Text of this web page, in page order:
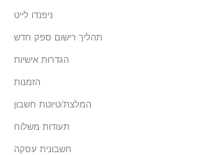
ניפנדו לייט
תהליך רישום ספק חדש
הגדרות אישיות
הזמנות
המלצת/טיוטת חשבון
תעודות משלוח
חשבונית עסקה